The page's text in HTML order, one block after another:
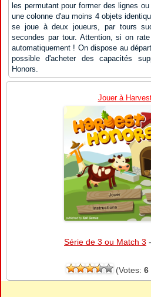
les permutant pour former des lignes
une colonne d'au moins 4 objets
se joue à deux joueurs, par tours
secondes par tour. Attention, si on
automatiquement ! On dispose au
possible d'acheter des capacités
Honors.
Jouer à
Série de 3 ou Match 3 -
(Votes: 6